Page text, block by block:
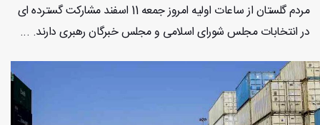
مردم گلستان از ساعات اولیه امروز جمعه 11 اسفند مشارکت گسترده ای
در انتخابات مجلس شورای اسلامی و مجلس خبرگان رهبری دارند. ...